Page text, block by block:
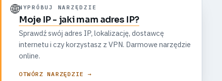
🌐WYPRÓBUJ NARZĘDZIE
Moje IP - jaki mam adres IP?
Sprawdź swój adres IP, lokalizację, dostawcę
internetu i czy korzystasz z VPN. Darmowe narzędzie
online.
OTWÓRZ NARZĘDZIE →